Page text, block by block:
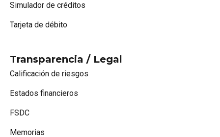
Simulador de créditos
Tarjeta de débito
Transparencia / Legal
Calificación de riesgos
Estados financieros
FSDC
Memorias